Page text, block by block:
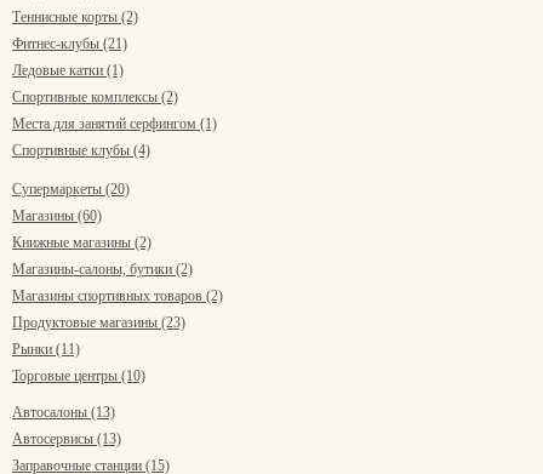
Теннисные корты (2)
Фитнес-клубы (21)
Ледовые катки (1)
Спортивные комплексы (2)
Места для занятий серфингом (1)
Спортивные клубы (4)
Супермаркеты (20)
Магазины (60)
Книжные магазины (2)
Магазины-салоны, бутики (2)
Магазины спортивных товаров (2)
Продуктовые магазины (23)
Рынки (11)
Торговые центры (10)
Автосалоны (13)
Автосервисы (13)
Заправочные станции (15)